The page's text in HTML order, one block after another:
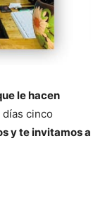
le hacen
cinco
y te invitamos a